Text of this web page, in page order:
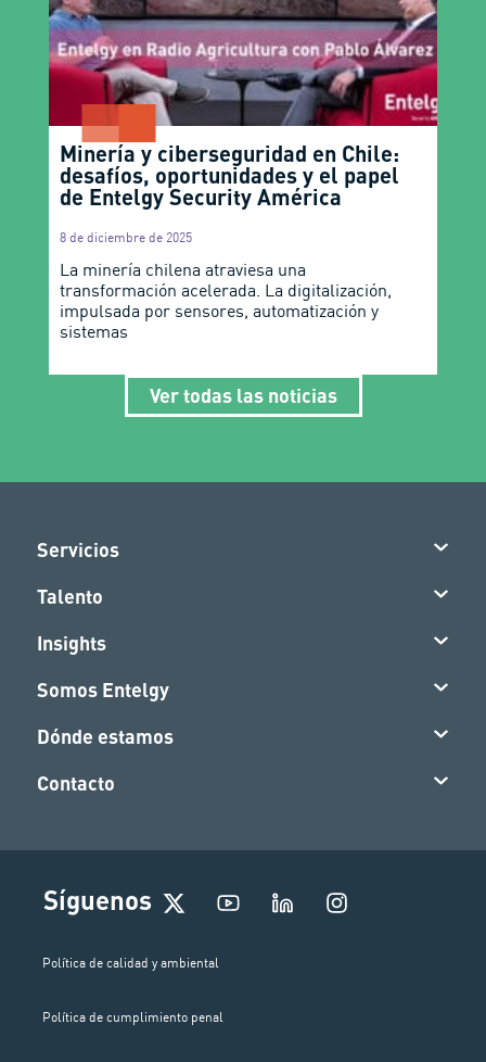
Minería y ciberseguridad en Chile:
desafíos, oportunidades y el papel
de Entelgy Security América
8 de diciembre de 2025
La minería chilena atraviesa una
transformación acelerada. La digitalización,
impulsada por sensores, automatización y
sistemas
Ver todas las noticias
Servicios
Talento
Insights
Somos Entelgy
Dónde estamos
Contacto
Síguenos
I
n
Política de calidad y ambiental
Política de cumplimiento penal